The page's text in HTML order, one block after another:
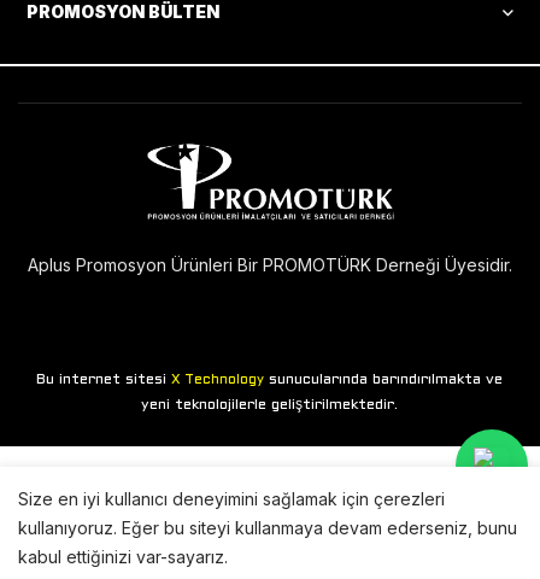
PROMOSYON BÜLTEN
Aplus Promosyon Ürünleri Bir PROMOTÜRK Derneği Üyesidir.
Bu internet sitesiX Technology sunucularında barındırılmakta ve
yeni teknolojilerle geliştirilmektedir.
Size en iyi kullanıcı deneyimini sağlamak için çerezleri
kullanıyoruz. Eğer bu siteyi kullanmaya devam ederseniz, bunu
kabul ettiğinizi var-sayarız.